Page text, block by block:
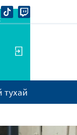
тухай